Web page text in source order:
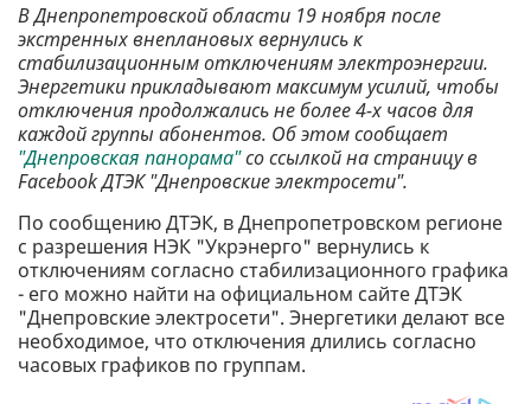
В Днепропетровской области 19 ноября после
экстренных внеплановых вернулись к
стабилизационным отключениям электроэнергии.
Энергетики прикладывают максимум усилий, чтобы
отключения продолжались не более 4-х часов для
каждой группы абонентов. Об этом сообщает
"Днепровская панорама"со ссылкой на страницу в
Facebook ДТЭК "Днепровские электросети".
По сообщению ДТЭК, в Днепропетровском регионе
с разрешения НЭК "Укрэнерго" вернулись к
отключениям согласно стабилизационного графика
- его можно найти на официальном сайте ДТЭК
"Днепровские электросети". Энергетики делают все
необходимое, что отключения длились согласно
часовых графиков по группам.